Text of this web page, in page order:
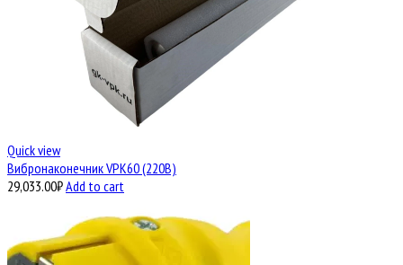
Quick view
Вибронаконечник VPK60 (220В)
29,033.00₽Add to cart